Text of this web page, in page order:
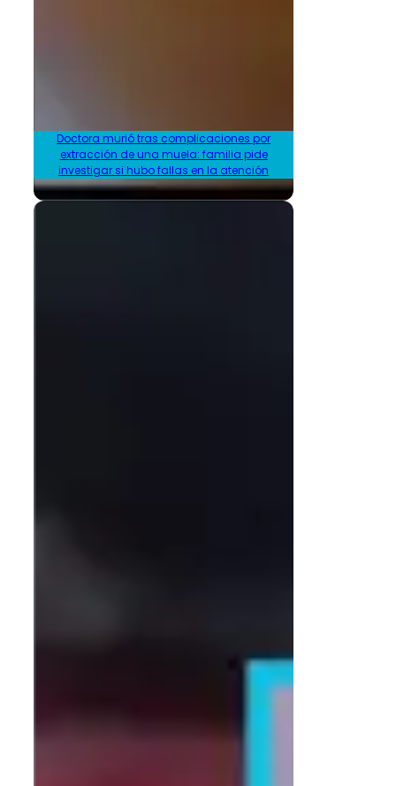
Doctora murió tras complicaciones por
extracción de una muela: familia pide
investigar si hubo fallas en la atención